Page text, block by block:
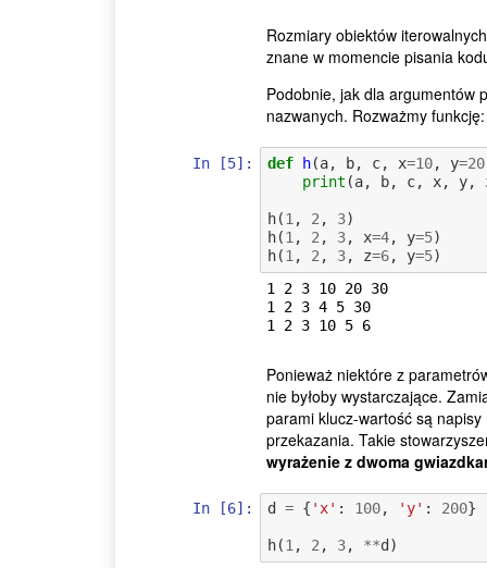
Rozmiary obiektów
znane w momencie pisania
Podobnie, jak dla argumentów
nazwanych. Rozważmy funkcję:
In [5]: def h(a, b, c, x=10, y=20
print (a, b, c, x, y,
h(1 , 2 , 3)
h(1 , 2 , 3, x=4, y=5)
h(1 , 2 , 3, z=6, y=5)
1 2 3 10 20 30
1 2 3 4 5 30
1 2 3 10 5 6
Ponieważ niektóre z
nie byłoby wystarczające.
parami klucz-wartość są
przekazania. Takie
wyrażenie z dwoma
In [6]: d = { 'x' : 100, 'y' : 200}
h(1, 2, 3, **d )